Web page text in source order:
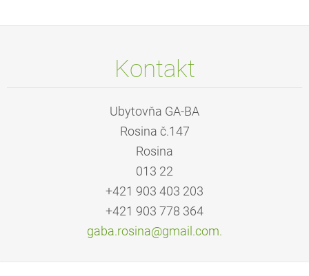
Kontakt
Ubytovňa GA-BA
Rosina č.147
Rosina
013 22
+421 903 403 203
+421 903 778 364
gaba.rosina@gmail.com.